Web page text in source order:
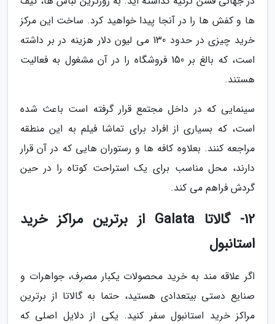
ها و کفش ها را در آنجا پیدا خواهید کرد. ساخت این مرکز
خرید چیزی در حدود 130 می لیون دلار هزینه در بر داشته
است، که بالغ بر 150 فروشگاه را در آن مشغول به فعالیت
هستند.
سینمایی که در داخل مجتمع قرار گرفته است باعث شده
است، که بسیاری از افراد برای تماشا فیلم به این منطقه
مراجعه کنند. بعلاوه کافه ها و رستوران هایی که در آن قرار
دارند، محل مناسب برای یک استراحت کوتاه را در حین
گردش فراهم می کند.
12- گالاتا Galata از برترین مراکز خرید
استانبول
اگر علاقه مند به خرید محصولات یکبار مصرف، جواهرات و
صنایع دستی بیتعدادی هستید، حتما به گالاتا از برترین
مراکز خرید استانبول سفر کنید. یکی از دلایل اصلی که